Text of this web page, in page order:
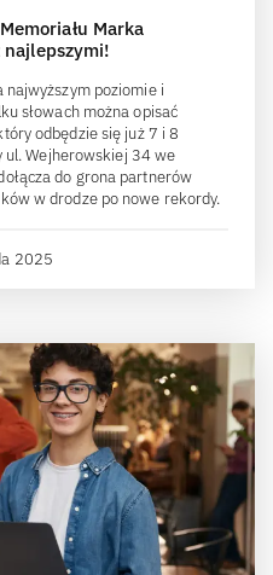
Marka
najlepszymi!
poziomie i
słowach można opisać
odbędzie się już 7 i 8
ul. Wejherowskiej 34 we
do grona partnerów
w drodze po nowe rekordy.
2025